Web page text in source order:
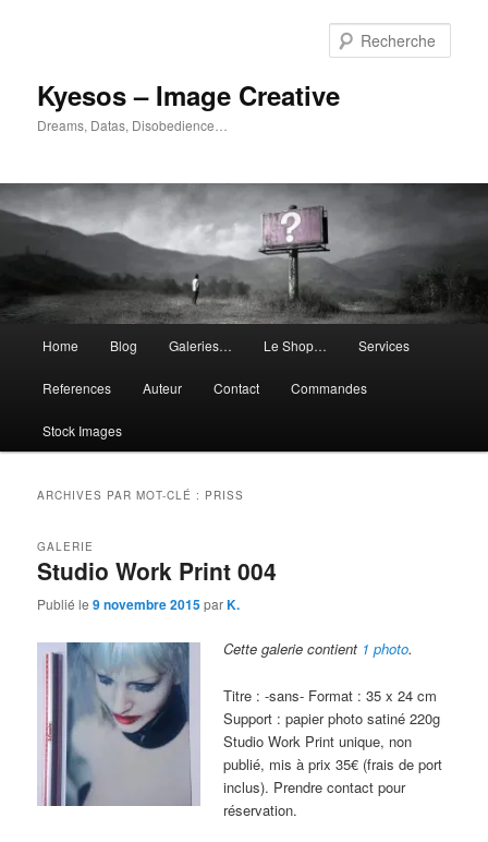
Kyesos – Image Creative
Dreams, Datas, Disobedience…
principal
Home Blog Galeries… Le Shop… Services
References Auteur Contact Commandes
Stock Images
ARCHIVES PAR MOT-CLÉ : PRISS
Studio Work Print 004
GALERIE
Publié le9 novembre 2015parK.
Cette galerie contient 1 photo.
Titre : -sans- Format : 35 x 24 cm
Support : papier photo satiné 220g
Studio Work Print unique, non
publié, mis à prix 35€ (frais de port
inclus). Prendre contact pour
réservation.